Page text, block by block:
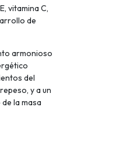
vitamina C,
de
armonioso
del
y a un
la masa